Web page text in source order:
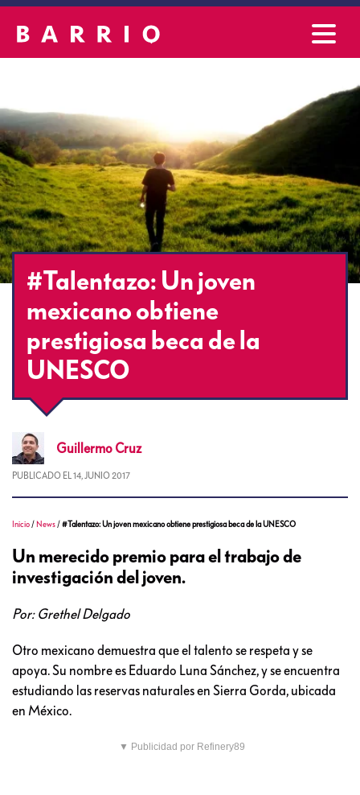
#Talentazo: Un joven
mexicano obtiene
prestigiosa beca de la
UNESCO
Guillermo Cruz
PUBLICADO EL 14, JUNIO 2017
Inicio / News /#Talentazo: Un joven mexicano obtiene prestigiosa beca de la UNESCO
Un merecido premio para el trabajo de
investigación del joven.
Por: Grethel Delgado
Otro mexicano demuestra que el talento se respeta y se
apoya. Su nombre es Eduardo Luna Sánchez, y se encuentra
estudiando las reservas naturales en Sierra Gorda, ubicada
en México.
▼ Publicidad por Refinery89